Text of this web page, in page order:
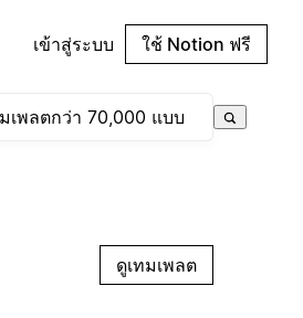
เข้าสู่ระบบ ใช้ Notion ฟรี
ดูเทมเพลต